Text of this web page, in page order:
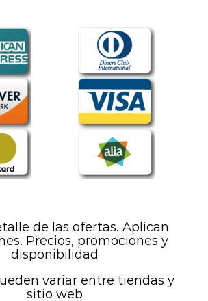
de las ofertas. Aplican
Precios, promociones y
disponibilidad
variar entre tiendas y
sitio web